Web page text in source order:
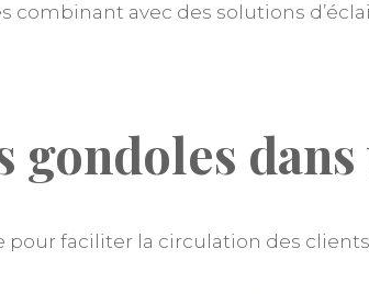
combinant avec des solutions
dans
faciliter la circulation des